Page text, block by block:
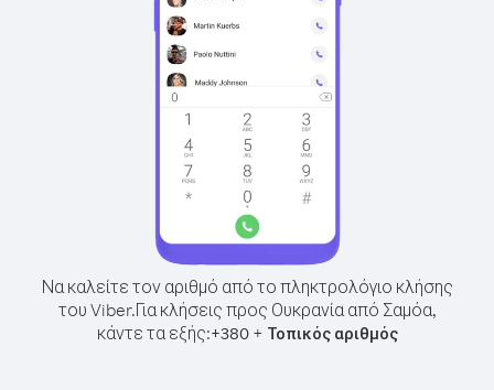
Να καλείτε τον αριθμό από το πληκτρολόγιο κλήσης
του Viber.Για κλήσεις προς Ουκρανία από Σαμόα,
κάντε τα εξής:+380+ Τοπικός αριθμός